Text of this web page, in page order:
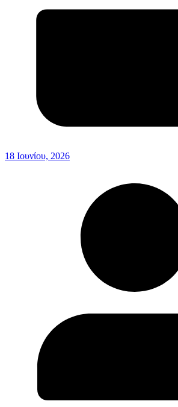
18 Ιουνίου, 2026